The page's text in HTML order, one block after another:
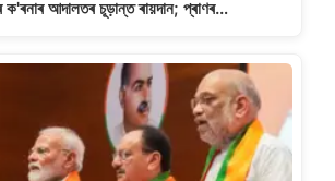
ক'ৰনাৰ আদালতৰ চূড়ান্ত ৰায়দান; প্ৰাণৰ…